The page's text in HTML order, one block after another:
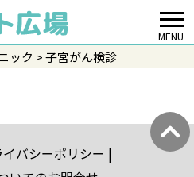
MENU
ック 子宮がん検診
イバシーポリシー